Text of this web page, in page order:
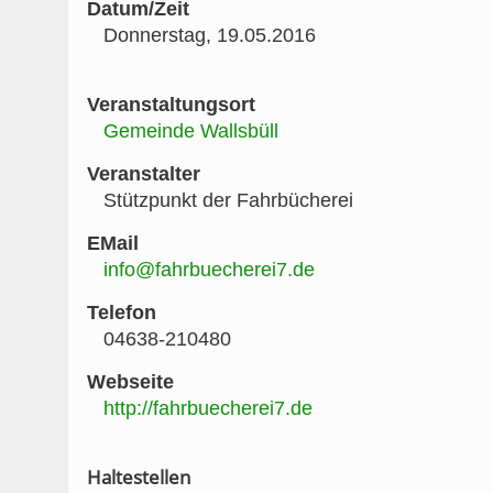
Datum/Zeit
Donnerstag, 19.05.2016
Veranstaltungsort
Gemeinde Wallsbüll
Veranstalter
Stützpunkt der Fahrbücherei
EMail
info@fahrbuecherei7.de
Telefon
04638-210480
Webseite
http://fahrbuecherei7.de
Haltestellen